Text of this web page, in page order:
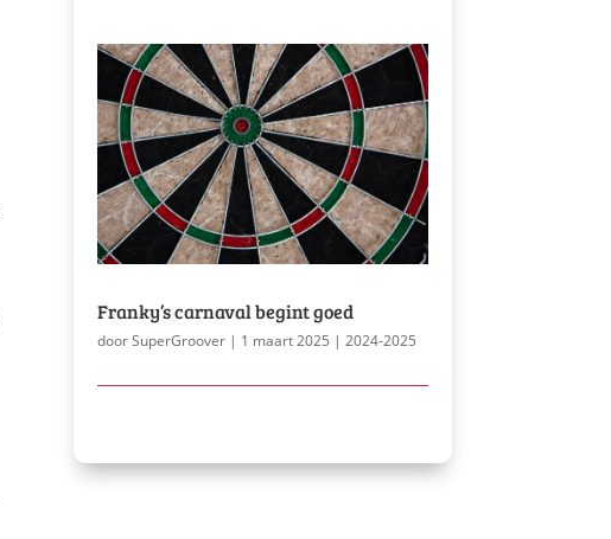
Franky’s carnaval begint goed
doorSuperGroover| 1 maart 2025 | 2024-2025